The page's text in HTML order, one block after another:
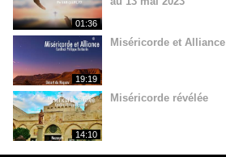
01:36
19:19
Miséricorde et Alliance
14:10
Miséricorde révélée